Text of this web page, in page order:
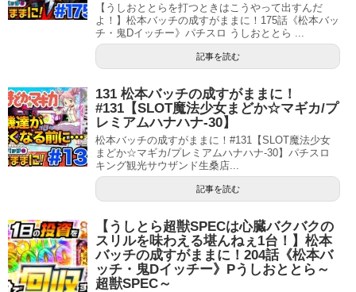
【うしおととらを打つときはこうやって出すんだ
よ！】松本バッチの成すがままに！175話《松本バッ
チ・鬼Dイッチー》パチスロ うしおととら ...
記事を読む
131 松本バッチの成すがままに！
#131【SLOT魔法少女まどか☆マギカ/プ
レミアムハナハナ‐30】
松本バッチの成すがままに！#131【SLOT魔法少女
まどか☆マギカ/プレミアムハナハナ‐30】パチスロ
キング観光サウザンド生桑店...
記事を読む
【うしとら超獣SPECは心臓バクバクの
スリルを味わえる堪んねぇ1台！】松本
バッチの成すがままに！204話《松本バ
ッチ・鬼Dイッチー》Pうしおととら～
超獣SPEC～